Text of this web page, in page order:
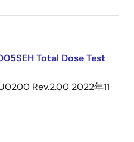
Total Dose Test
Rev.2.00 2022年11